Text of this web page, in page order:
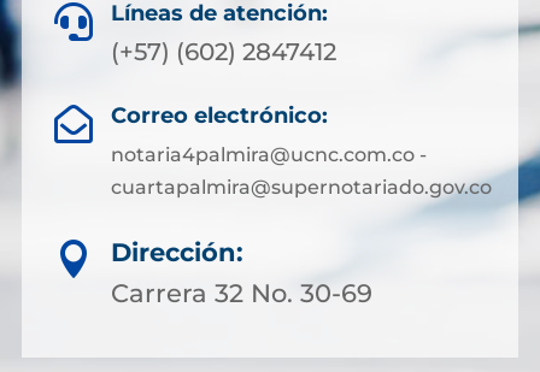
 Líneas de atención:
(+57) (602) 2847412
 Correo electrónico:
notaria4palmira@ucnc.com.co -
cuartapalmira@supernotariado.gov.co

Dirección:
Carrera 32 No. 30-69